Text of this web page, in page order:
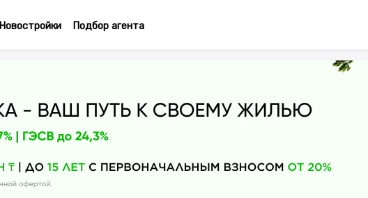
Новостройки Подбор агента